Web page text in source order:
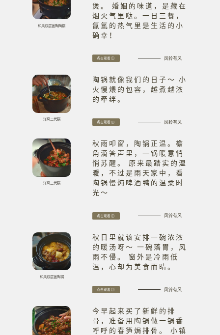
和风双层盖陶陶锅
煲。 婚姻的味道，是藏在
烟火气里哒。一日三餐，
氤氲的热气里是生活的小
确幸！
点击观看 风铃有风
洋风二代锅
陶锅就像我们的日子～ 小
火慢煨的包容，越煮越浓
的牵绊。
点击观看 风铃有风
洋风二代锅
秋雨叩窗，陶锅正温。檐
角滴答声里，一锅暖意悄
悄苏醒。 原来最踏实的温
暖，不过是雨天家中，看
陶锅慢炖啤酒鸭的温柔时
光～
点击观看 风铃有风
和风双层盖陶锅
秋日里就该安排一碗浓浓
的暖汤呀～ 一碗落胃，风
雨不侵。 窗外是冷雨低
温，心却为美食而晴。
点击观看 风铃有风
今早起来买了新鲜的排
骨，准备用陶锅做一锅香
呼呼的春笋焗排骨。 小镇